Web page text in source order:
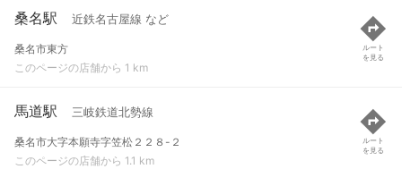
桑名駅 近鉄名古屋線 など
桑名市東方
このページの店舗から 1 km
ルート
を見る
馬道駅 三岐鉄道北勢線
桑名市大字本願寺字笠松２２８-２
このページの店舗から 1.1 km
ルート
を見る